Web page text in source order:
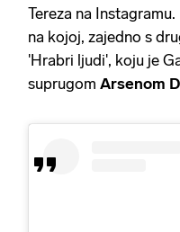
Tereza na
na kojoj, zajedno s
'Hrabri ljudi', koju je
suprugom Arsenom